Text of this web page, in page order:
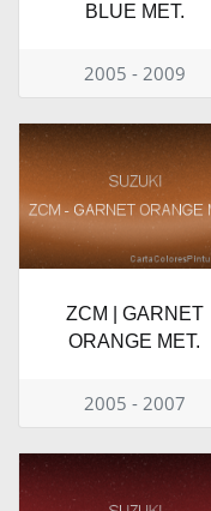
BLUE MET.
2005 - 2009
ZCM | GARNET
ORANGE MET.
2005 - 2007